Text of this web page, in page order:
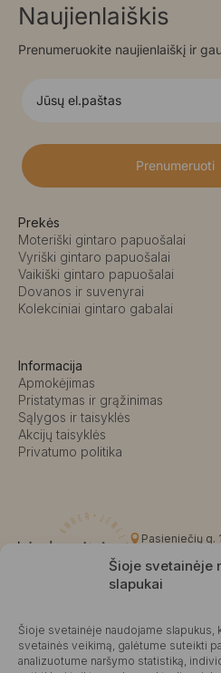
Šioje svetainėje
slapukai
Šioje svetainėje naudojame slapukus,
svetainės veikimą, galėtume suteikti
analizuotume naršymo statistiką,
Naujienlaiškis
Prenumeruokite naujienlaiškį ir
Prenumeruoti
Prekės
Moteriški gintaro papuošalai
Vyriški gintaro papuošalai
Vaikiški gintaro papuošalai
Dovanos ir suvenyrai
Kolekciniai gintaro gabalai
Informacija
Apmokėjimas
Pristatymas ir grąžinimas
Sąlygos ir taisyklės
Akcijų taisyklės
Privatumo politika
Pasieniečių g.
Kalvaitė
Produktų įvertinimas 4.99 /